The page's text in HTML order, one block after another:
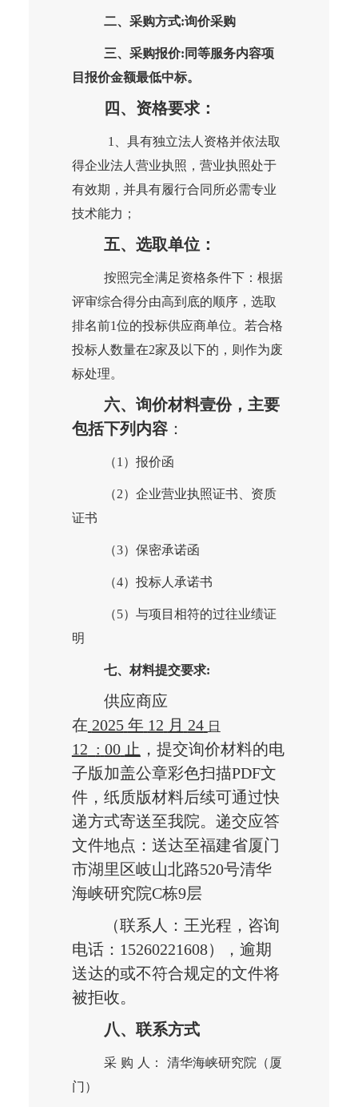
二、采购方式:询价采购
三、采购报价:同等服务内容项
目报价金额最低中标。
四、资格要求：
1、具有独立法人资格并依法取
得企业法人营业执照，营业执照处于
有效期，并具有履行合同所必需专业
技术能力；
五、选取单位：
按照完全满足资格条件下：根据
评审综合得分由高到底的顺序，选取
排名前1位的投标供应商单位。若合格
投标人数量在2家及以下的，则作为废
标处理。
六、询价材料壹份，主要
包括下列内容：
（1）报价函
（2）企业营业执照证书、资质
证书
（3）保密承诺函
（4）投标人承诺书
（5）与项目相符的过往业绩证
明
七、材料提交要求:
供应商应
在 2025 年 12 月 24 日
12 : 00 止 ，提交询价材料的电
子版加盖公章彩色扫描PDF文
件，纸质版材料后续可通过快
递方式寄送至我院。递交应答
文件地点： 送达至福建省厦门
市湖里区岐山北路520号清华
海峡研究院C栋9层
（联系人： 王光程 ，咨询
电话： 15260221608）
，逾期
送达的或不符合规定的文件将
被拒收。
八、联系方式
采 购 人：
清华海峡研究院（厦
门）